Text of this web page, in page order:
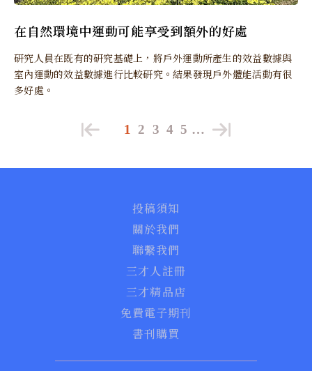
在自然環境中運動可能享受到額外的好處
研究人員在既有的研究基礎上，將戶外運動所產生的效益數據與
室內運動的效益數據進行比較研究。結果發現戶外體能活動有很
多好處。
1 2 3 4 5 …
投稿須知
關於我們
聯繫我們
三才人註冊
三才精品店
免費電子期刊
書刊購買